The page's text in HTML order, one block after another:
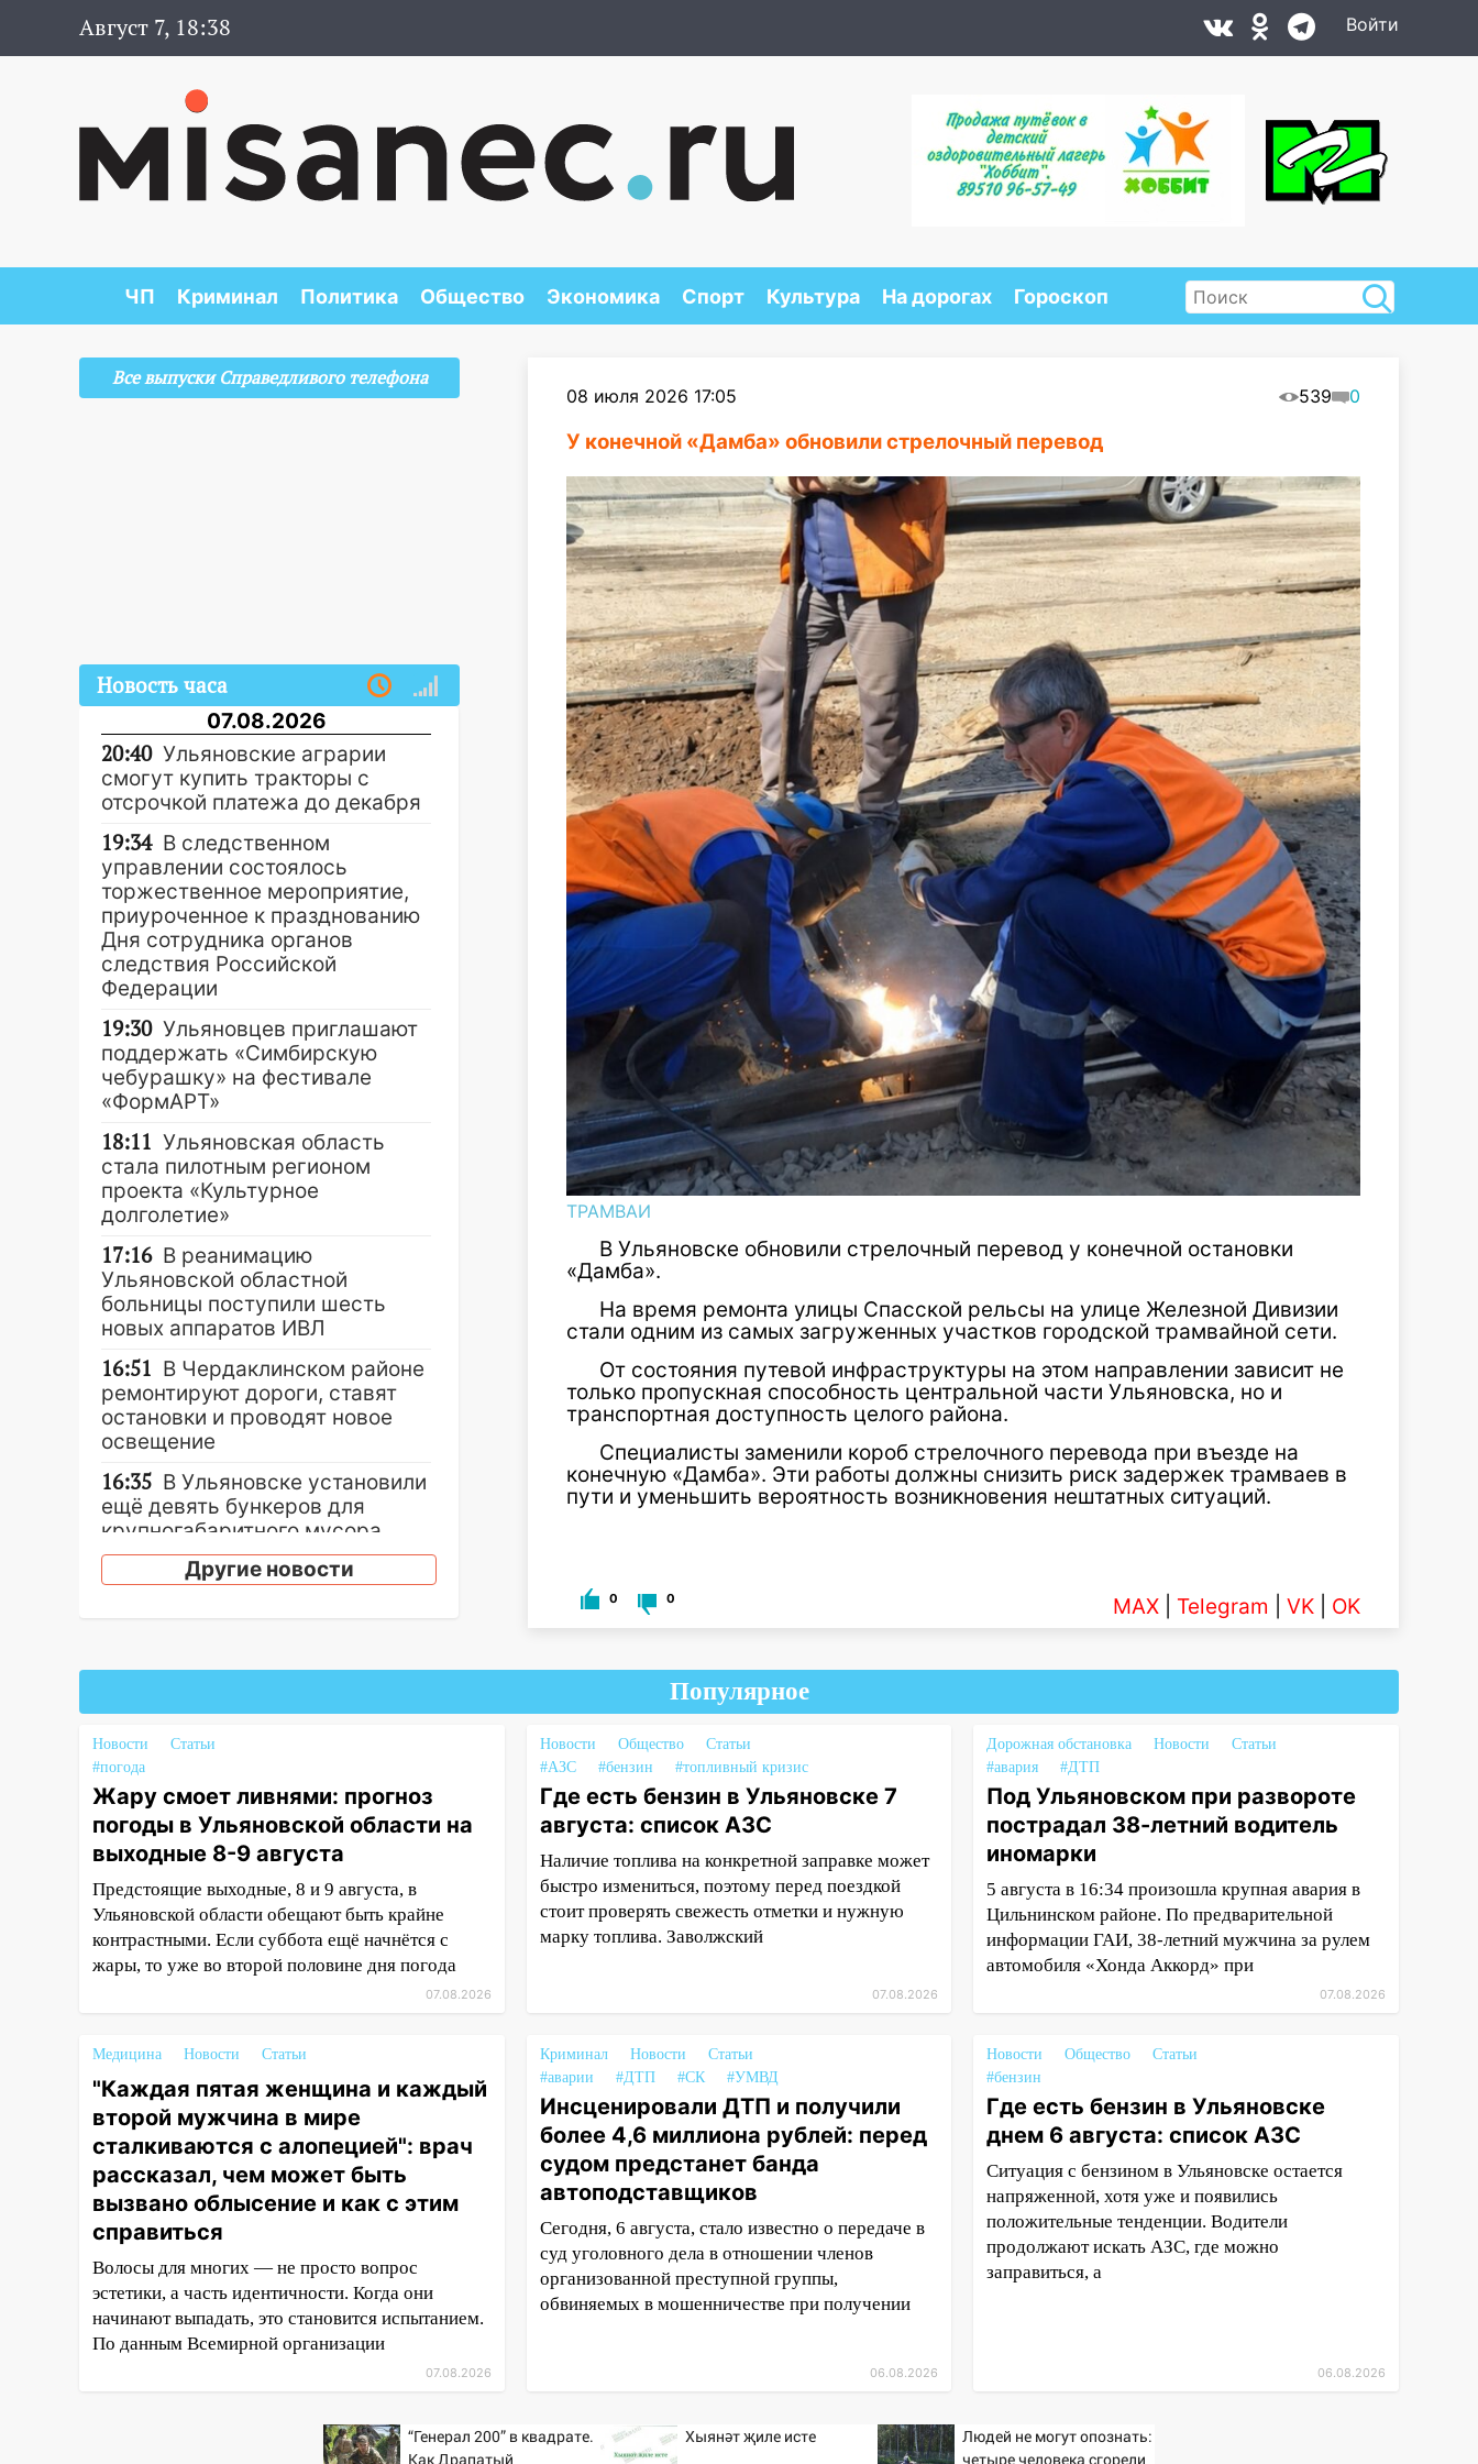
Август 7, 18:38 Войти
ЧП Криминал Политика Общество Экономика Спорт Культура На дорогах Гороскоп
08 июля 2026 17:05 539 0
У конечной «Дамба» обновили стрелочный перевод
ТРАМВАИ
В Ульяновске обновили стрелочный перевод у конечной остановки
«Дамба».
На время ремонта улицы Спасской рельсы на улице Железной Дивизии
стали одним из самых загруженных участков городской трамвайной сети.
От состояния путевой инфраструктуры на этом направлении зависит не
только пропускная способность центральной части Ульяновска, но и
транспортная доступность целого района.
Специалисты заменили короб стрелочного перевода при въезде на
конечную «Дамба». Эти работы должны снизить риск задержек трамваев в
пути и уменьшить вероятность возникновения нештатных ситуаций.
0 0 MAX Telegram VK OK
Все выпуски Справедливого телефона
Новость часа
07.08.2026
20:40 Ульяновские аграрии
смогут купить тракторы с
отсрочкой платежа до декабря
19:34 В следственном
управлении состоялось
торжественное мероприятие,
приуроченное к празднованию
Дня сотрудника органов
следствия Российской
Федерации
19:30 Ульяновцев приглашают
поддержать «Симбирскую
чебурашку» на фестивале
«ФормАРТ»
18:11 Ульяновская область
стала пилотным регионом
проекта «Культурное
долголетие»
17:16 В реанимацию
Ульяновской областной
больницы поступили шесть
новых аппаратов ИВЛ
16:51 В Чердаклинском районе
ремонтируют дороги, ставят
остановки и проводят новое
освещение
16:35 В Ульяновске установили
ещё девять бункеров для
крупногабаритного мусора
В Ульяновске бесплатно
отечественный прибор для
цифровой ПЦР
15:47
вернуть деньги за абонементы
закрывшегося фитнес-клуба
«Рекорд-Fitness»
15:34 После вмешательства
прокуратуры в селах
Ульяновской области привели
в порядок детские площадки
Кивать
15:08 В Кузоватово после
прокурорской проверки
обновили разметку на
пешеходных переходах
14:40 На проспекте Гая в
Ульяновске запретили
остановку автомобилей на 50-
метровом участке
14:22 В Новом городе 8 августа
пройдет большой фестиваль
Жару смоет ливнями:
Другие новости
Популярное
Новости
Статьи
#погода
Жару смоет ливнями: прогноз
погоды в Ульяновской области на
выходные 8-9 августа
Предстоящие выходные, 8 и 9 августа, в
Ульяновской области обещают быть крайне
контрастными. Если суббота ещё начнётся с
жары, то уже во второй половине дня погода
07.08.2026
Новости Общество
Статьи
#АЗС
#бензин #топливный кризис
Где есть бензин в Ульяновске 7
августа: список АЗС
Наличие топлива на конкретной заправке может
быстро измениться, поэтому перед поездкой
стоит проверять свежесть отметки и нужную
марку топлива. Заволжский
07.08.2026
Дорожная обстановка Новости
Статьи
#авария
#ДТП
Под Ульяновском при развороте
пострадал 38-летний водитель
иномарки
5 августа в 16:34 произошла крупная авария в
Цильнинском районе. По предварительной
информации ГАИ, 38-летний мужчина за рулем
автомобиля «Хонда Аккорд» при
07.08.2026
Медицина Новости Статьи
"Каждая пятая женщина и каждый
второй мужчина в мире
сталкиваются с алопецией": врач
рассказал, чем может быть
вызвано облысение и как с этим
справиться
Волосы для многих — не просто вопрос
эстетики, а часть идентичности. Когда они
начинают выпадать, это становится испытанием.
По данным Всемирной организации
07.08.2026
Криминал Новости
Статьи
#аварии
#ДТП #СК #УМВД
Инсценировали ДТП и получили
более 4,6 миллиона рублей: перед
судом предстанет банда
автоподставщиков
Сегодня, 6 августа, стало известно о передаче в
суд уголовного дела в отношении членов
организованной преступной группы,
обвиняемых в мошенничестве при получении
06.08.2026
Новости Общество
Статьи
#бензин
Где есть бензин в Ульяновске
днем 6 августа: список АЗС
Ситуация с бензином в Ульяновске остается
напряженной, хотя уже и появились
положительные тенденции. Водители
продолжают искать АЗС, где можно
заправиться, а
06.08.2026
“Генерал 200” в квадрате.
Как Драпатый
Хыянәт җиле исте
Людей не могут опознать:
четыре человека сгорели